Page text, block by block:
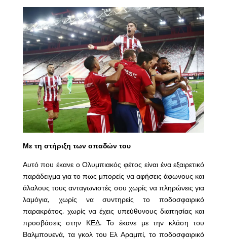
Με τη στήριξη των οπαδών του
Αυτό που έκανε ο Ολυμπιακός φέτος είναι ένα εξαιρετικό
παράδειγμα για το πως μπορείς να αφήσεις άφωνους και
άλαλους τους ανταγωνιστές σου χωρίς να πληρώνεις για
λαμόγια, χωρίς να συντηρείς το ποδοσφαιρικό
παρακράτος, χωρίς να έχεις υπεύθυνους διαιτησίας και
προσβάσεις στην ΚΕΔ. Το έκανε με την κλάση του
Βαλμπουενά, τα γκολ του Ελ Αραμπί, το ποδοσφαιρικό